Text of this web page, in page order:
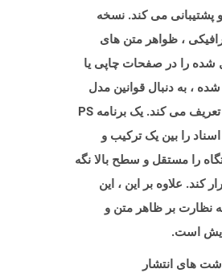
پشتیبانی می کند. نسخه
، ظواهر متن های
شده را در صفحات چاپی یا
، به دنبال قوانین مدل
تصویربرداری Adobe تعریف می کند. یک برنامه PS
را بین یک ترکیب و
را مستقل و سطح بالا نگه
کند. علاوه بر این ، این
نظارت بر ظاهر متن و
است.
های انتشار